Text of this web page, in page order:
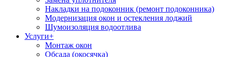
Накладки на подоконник (ремонт подоконника)
Модернизация окон и остекления лоджий
Шумоизоляция водоотлива
Услуги+
Монтаж окон
Обсада (окосячка)